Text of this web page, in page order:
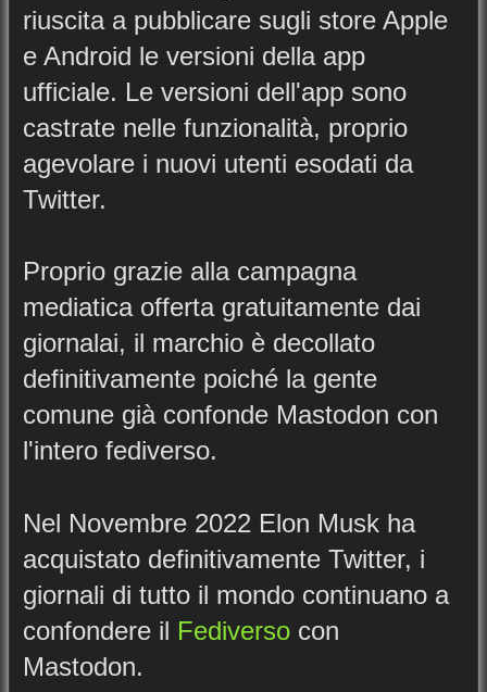
riuscita a pubblicare sugli store Apple
e Android le versioni della app
ufficiale. Le versioni dell'app sono
castrate nelle funzionalità, proprio
agevolare i nuovi utenti esodati da
Twitter.
Proprio grazie alla campagna
mediatica offerta gratuitamente dai
giornalai, il marchio è decollato
definitivamente poiché la gente
comune già confonde Mastodon con
l'intero fediverso.
Nel Novembre 2022 Elon Musk ha
acquistato definitivamente Twitter, i
giornali di tutto il mondo continuano a
confondere il Fediverso con
Mastodon.